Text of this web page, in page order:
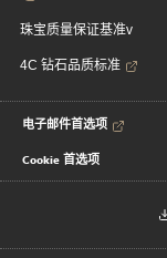
珠宝质量保证基准v
4C 钻石品质标准
电子邮件首选项
Cookie 首选项